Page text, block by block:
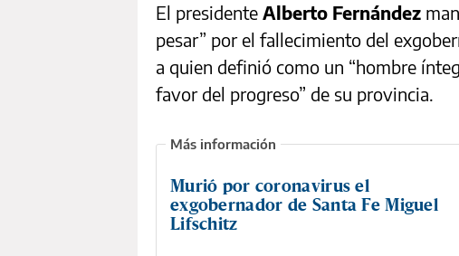
El presidente Alberto Fernández
pesar” por el fallecimiento del
a quien definió como un “hombre
favor del progreso” de su provincia.
Murió por coronavirus el
exgobernador de Santa Fe Miguel
Lifschitz